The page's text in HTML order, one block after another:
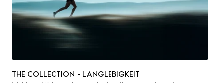
THE COLLECTION - LANGLEBIGKEIT